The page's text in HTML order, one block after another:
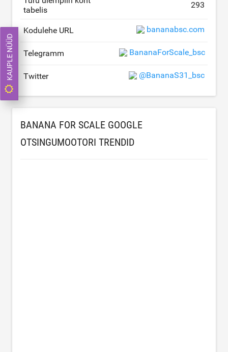
tabelis
293
Kodulehe URL bananabsc.com
Telegramm BananaForScale_bsc
Twitter @BananaS31_bsc
BANANA FOR SCALE GOOGLE
OTSINGUMOOTORI TRENDID
KAUPLE NÜÜD